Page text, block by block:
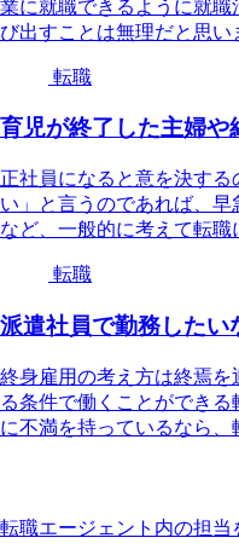
業に就職できるように就
び出すことは無理だと思い
転職
育児が終了した主婦や
正社員になると意を決す
い」と言うのであれば、
など、一般的に考えて転職
転職
派遣社員で勤務したい
終身雇用の考え方は終焉
る条件で働くことができ
に不満を持っているなら、
転職エージェント内の担